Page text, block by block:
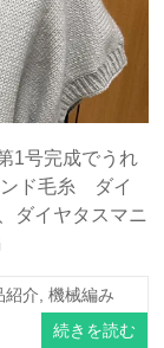
1号完成でうれ
ンド毛糸 ダイ
ダイヤタスマニ
紹介 ,機械編み
続きを読む